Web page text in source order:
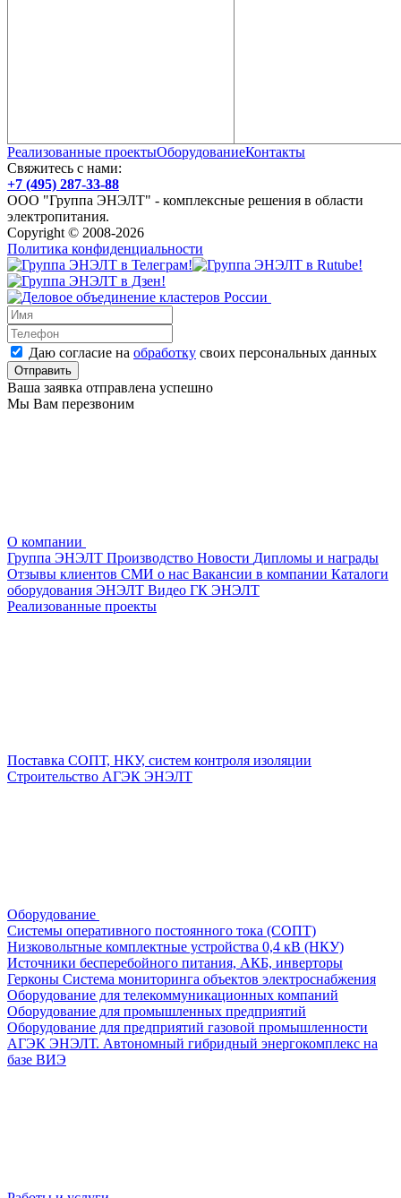
Реализованные проектыОборудованиеКонтакты
Свяжитесь с нами:
+7 (495) 287-33-88
ООО "Группа ЭНЭЛТ" - комплексные решения в области
электропитания.
Copyright © 2008-2026
Политика конфиденциальности
Даю согласие на обработку своих персональных данных
Ваша заявка отправлена успешно
Мы Вам перезвоним
О компании
Группа ЭНЭЛТ Производство Новости Дипломы и награды
Отзывы клиентов СМИ о нас Вакансии в компании Каталоги
оборудования ЭНЭЛТ Видео ГК ЭНЭЛТ
Реализованные проекты
Поставка СОПТ, НКУ, систем контроля изоляции
Строительство АГЭК ЭНЭЛТ
Оборудование
Системы оперативного постоянного тока (СОПТ)
Низковольтные комплектные устройства 0,4 кВ (НКУ)
Источники бесперебойного питания, АКБ, инверторы
Герконы Система мониторинга объектов электроснабжения
Оборудование для телекоммуникационных компаний
Оборудование для промышленных предприятий
Оборудование для предприятий газовой промышленности
АГЭК ЭНЭЛТ. Автономный гибридный энергокомплекс на
базе ВИЭ